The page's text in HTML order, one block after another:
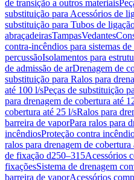
de transição a outros materiais
substituição para Acessórios de
substituição para Tubos de
abraçadeirasTampasVedantes
contra-incêndios para sistemas
percussãoIsolamentos para
de admissão de arDrenagem de
substituição para Ralos para
até 100 l/sPeças de substituição
para drenagem de cobertura até
cobertura até 25 l/sRalos para
barreira de vaporPara ralos para
incêndiosProteção contra
ralos para drenagem de cobertura
de fixação d250–315Acessórios
fixaçõesSistema de drenagem
barreira de vaporAcessórios